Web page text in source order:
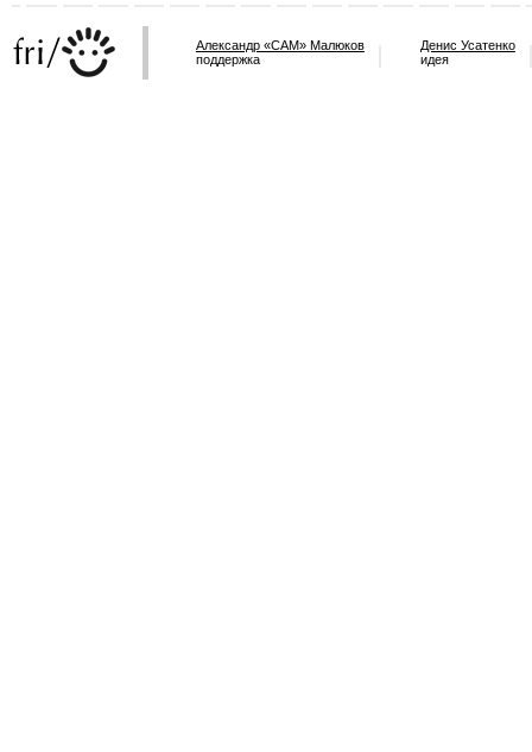
Александр «САМ» Малюков
поддержка
Денис Усатенко
идея